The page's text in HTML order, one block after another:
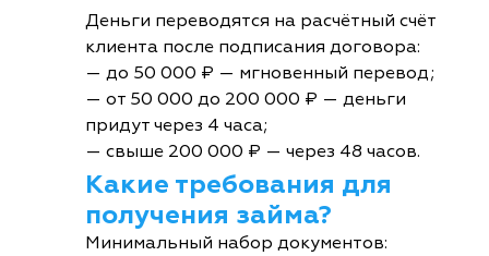
Деньги переводятся на расчётный счёт
клиента после подписания договора:
— до 50 000 ₽ — мгновенный перевод;
— от 50 000 до 200 000 ₽ — деньги
придут через 4 часа;
— свыше 200 000 ₽ — через 48 часов.
Какие требования для
получения займа?
Минимальный набор документов: